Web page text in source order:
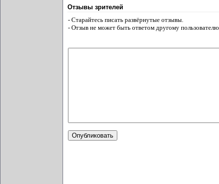
Отзывы зрителей
- Старайтесь писать развёрнутые отзывы.
- Отзыв не может быть ответом другому